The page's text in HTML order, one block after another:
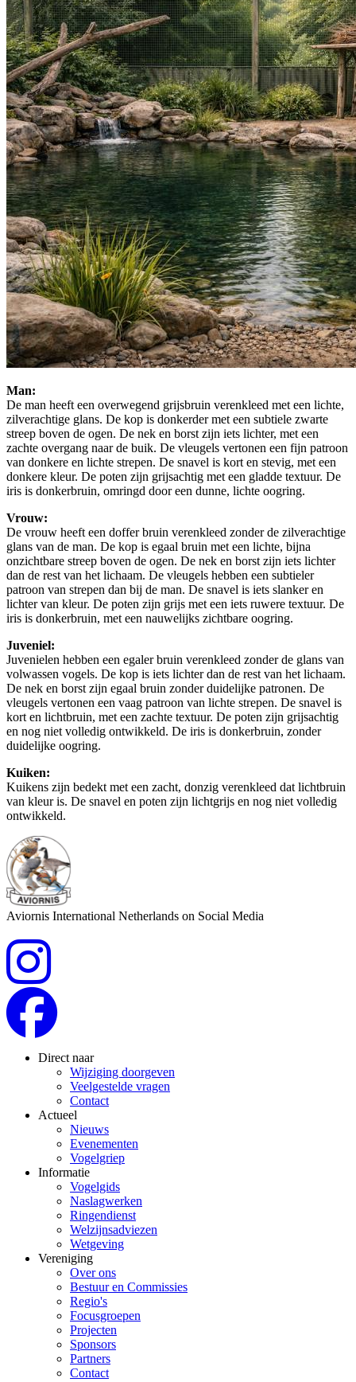
Man:
De man heeft een overwegend grijsbruin verenkleed met een lichte,
zilverachtige glans. De kop is donkerder met een subtiele zwarte
streep boven de ogen. De nek en borst zijn iets lichter, met een
zachte overgang naar de buik. De vleugels vertonen een fijn patroon
van donkere en lichte strepen. De snavel is kort en stevig, met een
donkere kleur. De poten zijn grijsachtig met een gladde textuur. De
iris is donkerbruin, omringd door een dunne, lichte oogring.
Vrouw:
De vrouw heeft een doffer bruin verenkleed zonder de zilverachtige
glans van de man. De kop is egaal bruin met een lichte, bijna
onzichtbare streep boven de ogen. De nek en borst zijn iets lichter
dan de rest van het lichaam. De vleugels hebben een subtieler
patroon van strepen dan bij de man. De snavel is iets slanker en
lichter van kleur. De poten zijn grijs met een iets ruwere textuur. De
iris is donkerbruin, met een nauwelijks zichtbare oogring.
Juveniel:
Juvenielen hebben een egaler bruin verenkleed zonder de glans van
volwassen vogels. De kop is iets lichter dan de rest van het lichaam.
De nek en borst zijn egaal bruin zonder duidelijke patronen. De
vleugels vertonen een vaag patroon van lichte strepen. De snavel is
kort en lichtbruin, met een zachte textuur. De poten zijn grijsachtig
en nog niet volledig ontwikkeld. De iris is donkerbruin, zonder
duidelijke oogring.
Kuiken:
Kuikens zijn bedekt met een zacht, donzig verenkleed dat lichtbruin
van kleur is. De snavel en poten zijn lichtgrijs en nog niet volledig
ontwikkeld.
Aviornis International Netherlands on Social Media
Direct naar
Wijziging doorgeven
Veelgestelde vragen
Contact
Actueel
Nieuws
Evenementen
Vogelgriep
Informatie
Vogelgids
Naslagwerken
Ringendienst
Welzijnsadviezen
Wetgeving
Vereniging
Over ons
Bestuur en Commissies
Regio's
Focusgroepen
Projecten
Sponsors
Partners
Contact